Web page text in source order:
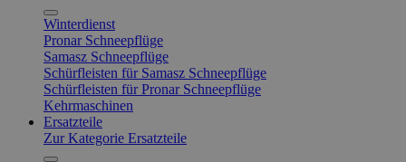
Winterdienst
Pronar Schneepflüge
Samasz Schneepflüge
Schürfleisten für Samasz Schneepflüge
Schürfleisten für Pronar Schneepflüge
Kehrmaschinen
Ersatzteile
Zur Kategorie Ersatzteile